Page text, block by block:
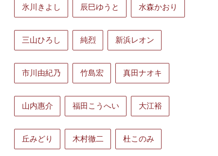
氷川きよし 辰巳ゆうと 水森かおり
三山ひろし 純烈 新浜レオン
市川由紀乃 竹島宏 真田ナオキ
山内惠介 福田こうへい 大江裕
丘みどり 木村徹二 杜このみ